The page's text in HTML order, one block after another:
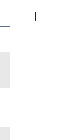
Toggle